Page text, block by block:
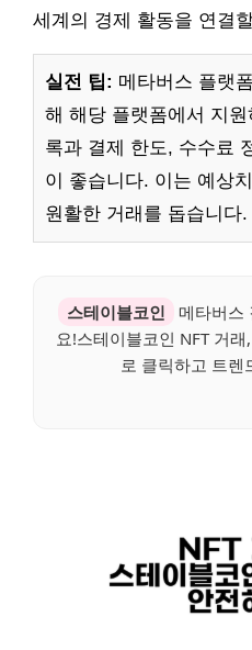
세계의 경제 활동을 연결
실전 팁: 메타버스 플랫
해 해당 플랫폼에서 지
록과 결제 한도, 수수료
이 좋습니다. 이는 예상
원활한 거래를 돕습니다.
스테이블코인
메타버스
요!스테이블코인 NFT 거
로 클릭하고 트렌